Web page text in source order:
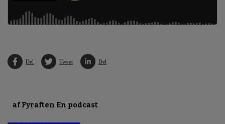
Del Tweet Del
af Fyraften En podcast